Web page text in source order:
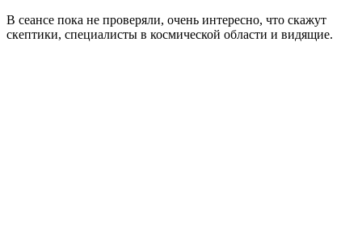
В сеансе пока не проверяли, очень интересно, что скажут
скептики, специалисты в космической области и видящие.